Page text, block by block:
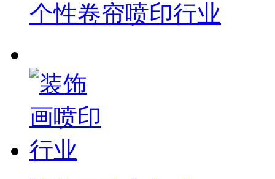
个性卷帘喷印行业